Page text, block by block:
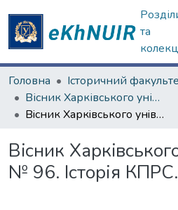
та
Головна
Історичний
Вісник Харківського університету. "Історія"
Вiсник Харкiвського унiверситету. № 96. Історія КПРС. Випуск 10
Вiсник
№ 96. Історія